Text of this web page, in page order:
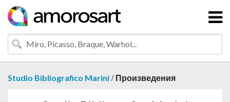
Studio Bibliografico Marini / Произведения